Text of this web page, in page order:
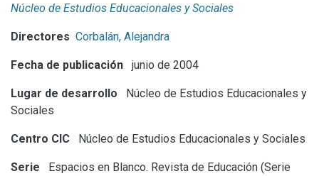
Núcleo de Estudios Educacionales y Sociales
Directores Corbalán, Alejandra
Fecha de publicación junio de 2004
Lugar de desarrollo
Núcleo de Estudios Educacionales y
Sociales
Centro CIC Núcleo de Estudios Educacionales y Sociales
Serie
Espacios en Blanco. Revista de Educación (Serie